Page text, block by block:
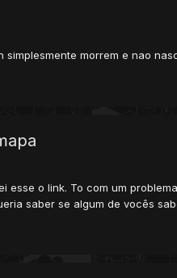
morrem e nao
esse o link. To com um
saber se algum de vocês